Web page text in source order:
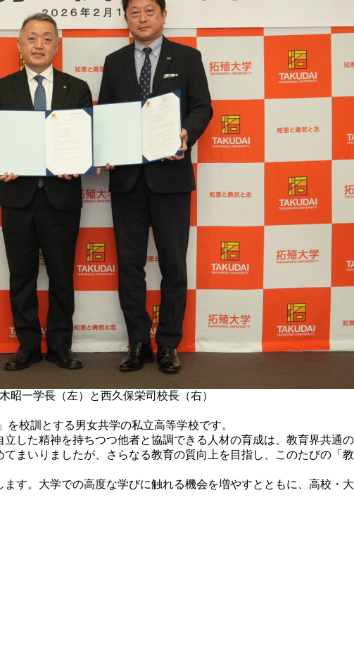
昭一学長（左）と西久保栄司校長（右）
校訓とする男女共学の私立高等学校です。
した精神を持ちつつ他者と協調できる人材の育成は、教育界共通の
まいりましたが、さらなる教育の質向上を目指し、このたびの「教
す。大学での高度な学びに触れる機会を増やすとともに、高校・